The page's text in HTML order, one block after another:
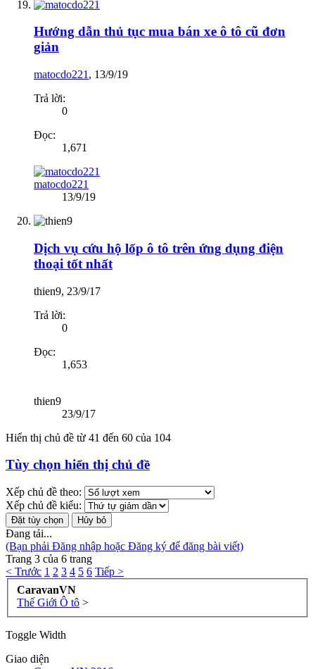
Hướng dẫn thủ tục mua bán xe ô tô cũ đơn
giản
matocdo221 , 13/9/19
Trả lời:
0
Đọc:
1,671
matocdo221
13/9/19
Dịch vụ cứu hộ lốp ô tô trên ứng dụng điện
thoại tốt nhất
thien9, 23/9/17
Trả lời:
0
Đọc:
1,653
thien9
23/9/17
Hiển thị chủ đề từ 41 đến 60 của 104
Tùy chọn hiển thị chủ đề
Xếp chủ đề theo:
Xếp chủ đề kiểu:
Đang tải...
(Bạn phải Đăng nhập hoặc Đăng ký để đăng bài viết)
Trang 3 của 6 trang
< Trước 1 2 3 4 5 6 Tiếp >
CaravanVN
Thế Giới Ô tô >
Toggle Width
Giao diện